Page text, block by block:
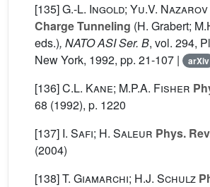
[135]G.-L. Ingold; Yu.V. Nazarov
Charge Tunneling (H. Grabert;
eds.), NATO ASI Ser. B, vol. 294,
New York, 1992, pp. 21-107 |
arXiv
[136]C.L. Kane; M.P.A. Fisher
68 (1992), p. 1220
[137] I. Safi; H. Saleur Phys.
(2004)
[138]T. Giamarchi; H.J. Schulz